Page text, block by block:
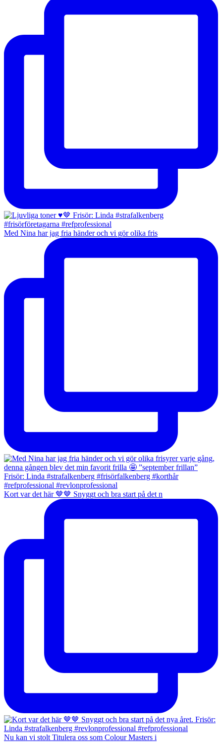
Med Nina har jag fria händer och vi gör olika fris
Kort var det här 🤎🤎 Snyggt och bra start på det n
Nu kan vi stolt Titulera oss som Colour Masters i